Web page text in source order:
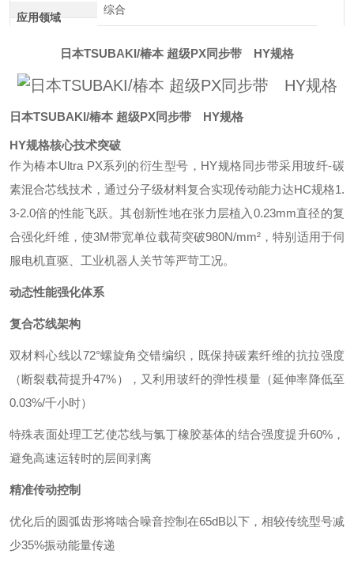
应用领域
综合
日本TSUBAKI/椿本 超级PX同步带 HY规格
日本TSUBAKI/椿本 超级PX同步带 HY规格
HY规格核心技术突破
作为椿本Ultra PX系列的衍生型号，HY规格同步带采用玻纤-碳
素混合芯线技术，通过分子级材料复合实现传动能力达HC规格1.
3-2.0倍的性能飞跃。其创新性地在张力层植入0.23mm直径的复
合强化纤维，使3M带宽单位载荷突破980N/mm²，特别适用于伺
服电机直驱、工业机器人关节等严苛工况。
动态性能强化体系
复合芯线架构
双材料心线以72°螺旋角交错编织，既保持碳素纤维的抗拉强度
（断裂载荷提升47%），又利用玻纤的弹性模量（延伸率降低至
0.03%/千小时）
特殊表面处理工艺使芯线与氯丁橡胶基体的结合强度提升60%，
避免高速运转时的层间剥离
精准传动控制
优化后的圆弧齿形将啮合噪音控制在65dB以下，相较传统型号减
少35%振动能量传递